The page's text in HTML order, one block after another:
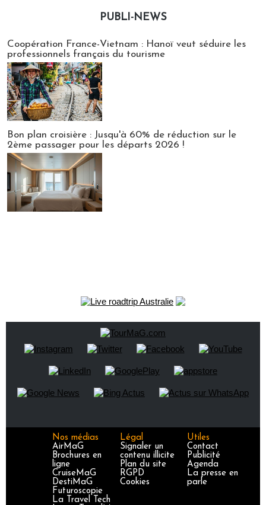
PUBLI-NEWS
Coopération France-Vietnam : Hanoï veut séduire les
professionnels français du tourisme
Bon plan croisière : Jusqu'à 60% de réduction sur le
2ème passager pour les départs 2026 !
Nos médias
AirMaG
Brochures en
ligne
CruiseMaG
DestiMaG
Futuroscopie
La Travel Tech
Légal
Signaler un
contenu illicite
Plan du site
RGPD
Cookies
Utiles
Contact
Publicité
Agenda
La presse en
parle